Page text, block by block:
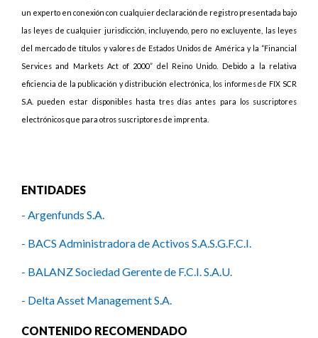
un experto en conexión con cualquier declaración de registro presentada bajo
las leyes de cualquier jurisdicción, incluyendo, pero no excluyente, las leyes
del mercado de títulos y valores de Estados Unidos de América y la “Financial
Services and Markets Act of 2000” del Reino Unido. Debido a la relativa
eficiencia de la publicación y distribución electrónica, los informes de FIX SCR
S.A. pueden estar disponibles hasta tres días antes para los suscriptores
electrónicos que para otros suscriptores de imprenta.
ENTIDADES
- Argenfunds S.A.
- BACS Administradora de Activos S.A.S.G.F.C.I.
- BALANZ Sociedad Gerente de F.C.I. S.A.U.
- Delta Asset Management S.A.
- FIRST CAPITAL MARKETS S.A.
CONTENIDO RECOMENDADO